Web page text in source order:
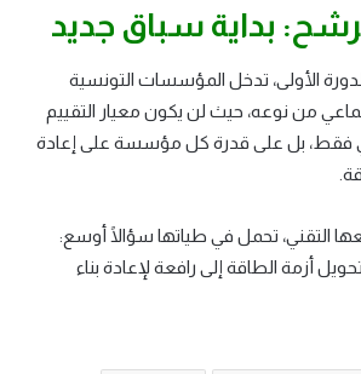
بداية سباق جديد
الأولى، تدخل المؤسسات التونسية
من نوعه، حيث لن يكون معيار التقييم
فقط، بل على قدرة كل مؤسسة على إعادة
التقني، تحمل في طياتها سؤالًا أوسع:
أزمة الطاقة إلى رافعة لإعادة بناء